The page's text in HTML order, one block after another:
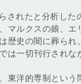
されたと分析した
マルクスの娘、エ
歴史の闇に葬られ
は一切刊行されな
東洋的専制という